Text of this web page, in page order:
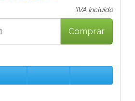
*IVA Incluido
Comprar